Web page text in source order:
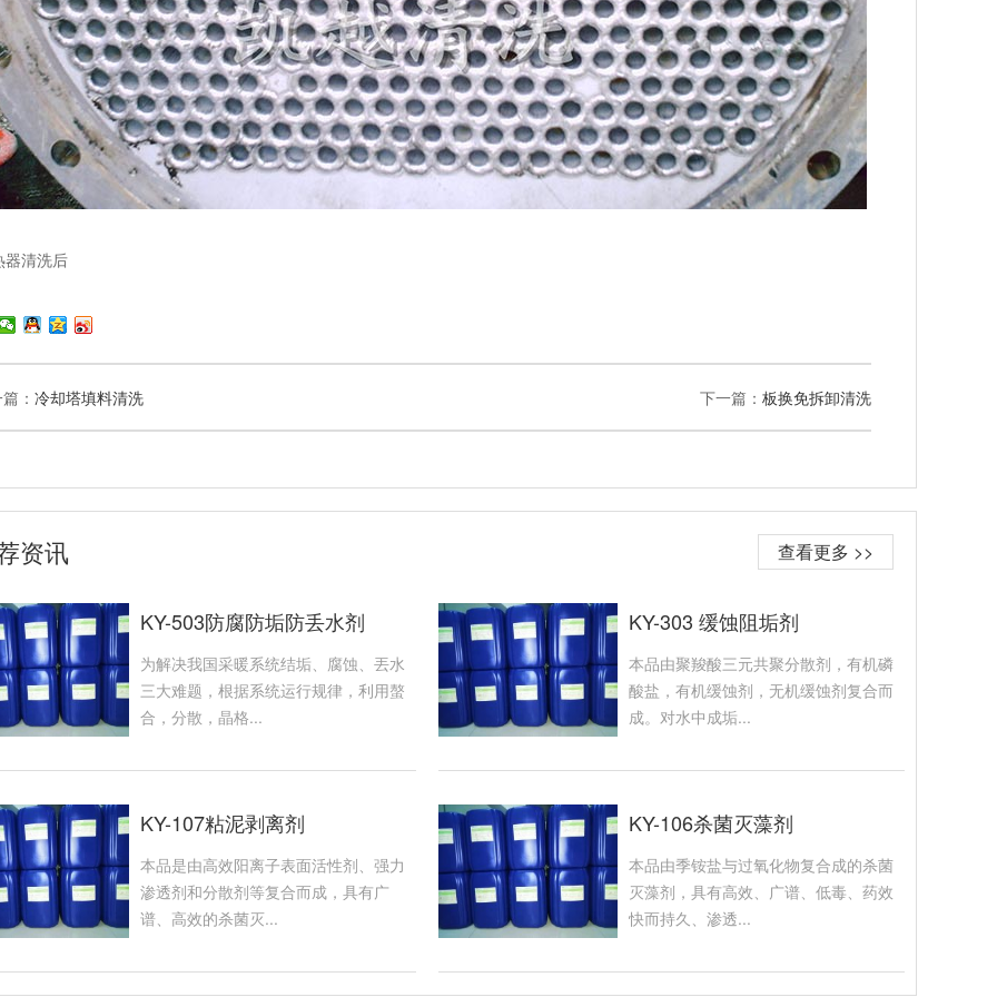
器清洗后
： 冷却塔填料清洗 下一篇： 板换免拆卸清洗
查看更多 >>
资讯
KY-503防腐防垢防丢水剂
为解决我国采暖系统结垢、腐蚀、丟水
三大难题，根据系统运行规律，利用螯
合，分散，晶格...
KY-303 缓蚀阻垢剂
本品由聚羧酸三元共聚分散剂，有机磷
酸盐，有机缓蚀剂，无机缓蚀剂复合而
成。对水中成垢...
KY-107粘泥剥离剂
本品是由高效阳离子表面活性剂、强力
渗透剂和分散剂等复合而成，具有广
谱、高效的杀菌灭...
KY-106杀菌灭藻剂
本品由季铵盐与过氧化物复合成的杀菌
灭藻剂，具有高效、广谱、低毒、药效
快而持久、渗透...